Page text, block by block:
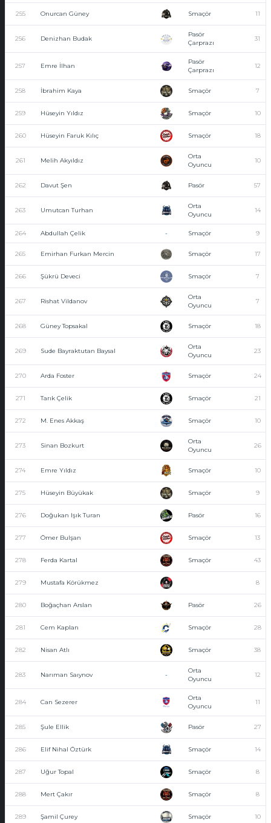
255 Onurcan Güney Smaçör 11
256 Denizhan Budak
Pasör
Çarprazı
31
257 Emre İlhan
Pasör
Çarprazı
12
258 İbrahim Kaya Smaçör 7
259 Hüseyin Yıldız Smaçör 10
260 Hüseyin Faruk Kılıç Smaçör 18
261 Melih Akyıldız
Orta
Oyuncu
10
262 Davut Şen Pasör 57
263 Umutcan Turhan
Orta
Oyuncu
14
264 Abdullah Çelik - Smaçör 9
265 Emirhan Furkan Mercin Smaçör 17
266 Şükrü Deveci Smaçör 7
267 Rishat Vildanov
Orta
Oyuncu
7
268 Güney Topsakal Smaçör 18
269 Sude Bayraktutan Baysal
Orta
Oyuncu
23
270 Arda Foster Smaçör 24
271 Tarık Çelik Smaçör 21
272 M. Enes Akkaş Smaçör 10
273 Sinan Bozkurt
Orta
Oyuncu
26
274 Emre Yıldız Smaçör 10
275 Hüseyin Büyükak Smaçör 9
276 Doğukan Işık Turan Pasör 16
277 Ömer Bulşan Smaçör 13
278 Ferda Kartal Smaçör 43
279 Mustafa Körükmez 8
280 Boğaçhan Arslan Pasör 26
281 Cem Kaplan Smaçör 28
282 Nisan Atlı Smaçör 38
283 Narıman Saıynov -
Orta
Oyuncu
12
284 Can Sezerer
Orta
Oyuncu
11
285 Şule Ellik Pasör 27
286 Elif Nihal Öztürk Smaçör 14
287 Uğur Topal Smaçör 8
288 Mert Çakır Smaçör 8
289 Şamil Çurey Smaçör 10